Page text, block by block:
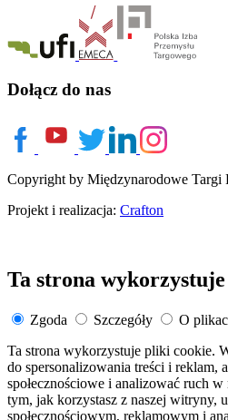
Dołącz do nas
Copyright by Międzynarodowe Targi
Projekt i realizacja: Crafton
Ta strona
Zgoda Szczegóły
O
Ta strona wykorzystuje pliki cookie.
do spersonalizowania treści i reklam,
społecznościowe i analizować ruch
tym, jak korzystasz z naszej witryny,
społecznościowym, reklamowym i